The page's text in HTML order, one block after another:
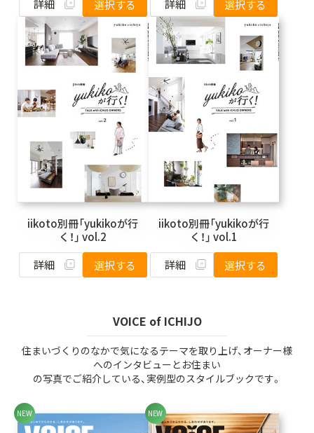
詳細 選択する 詳細 選択する
iikoto別冊「yukikoが行
く！」 vol.2
詳細
選択する
iikoto別冊「yukikoが行
く！」 vol.1
詳細
選択する
VOICE of ICHIJO
住まいづくりのなかで気になるテーマを取り上げ、オーナー様
へのインタビューとお住まい
の写真でご紹介している、実例型のスタイルブックです。